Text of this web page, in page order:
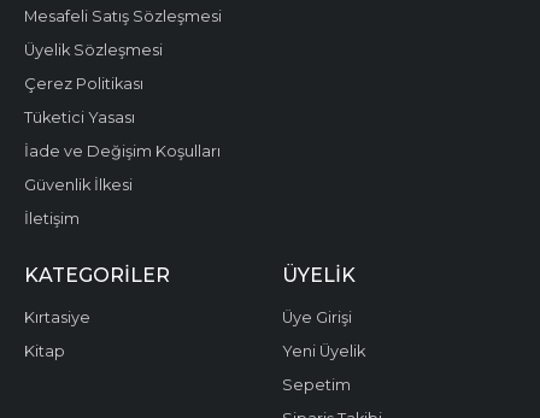
Mesafeli Satış Sözleşmesi
Üyelik Sözleşmesi
Çerez Politikası
Tüketici Yasası
İade ve Değişim Koşulları
Güvenlik İlkesi
İletişim
KATEGORILER
Kırtasiye
Kitap
ÜYELIK
Üye Girişi
Yeni Üyelik
Sepetim